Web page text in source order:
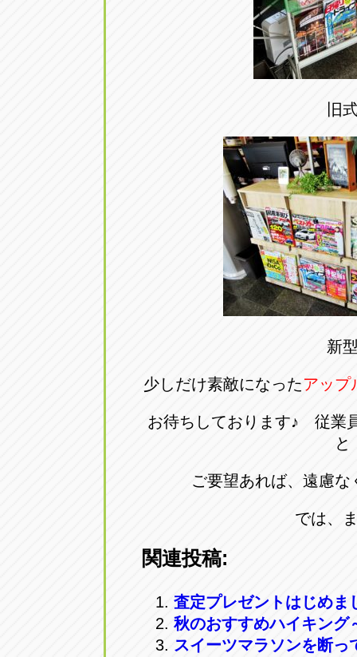
旧
新
少しだけ素敵になったアップ
お待ちしております♪ 従業
と
ご要望あれば、遠慮
では、
関連投稿:
査定プレゼントはじめま
秋のおすすめハイキング
スイーツマラソンを断っ